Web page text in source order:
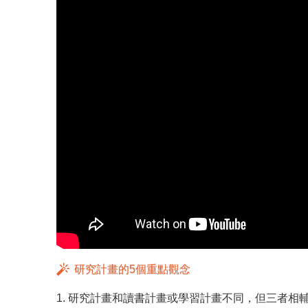
研究計畫的5個重點觀念
1. 研究計畫和讀書計畫或學習計畫不同，但三者相